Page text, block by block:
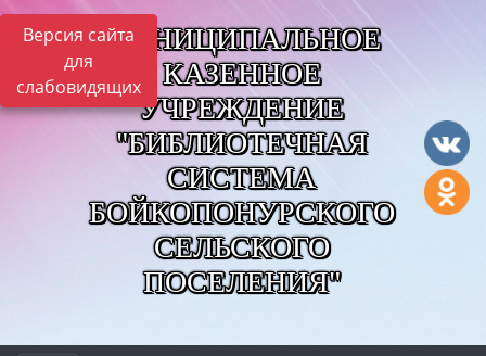
Версия сайта
для
слабовидящих
МУНИЦИПАЛЬНОЕ
КАЗЕННОЕ
УЧРЕЖДЕНИЕ
"БИБЛИОТЕЧНАЯ
СИСТЕМА
БОЙКОПОНУРСКОГО
СЕЛЬСКОГО
ПОСЕЛЕНИЯ"